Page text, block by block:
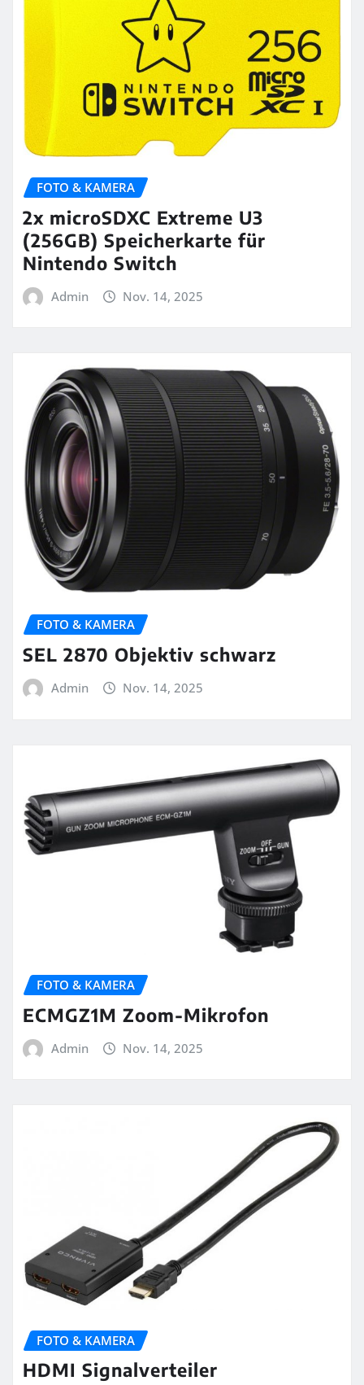
FOTO & KAMERA
2x microSDXC Extreme U3
(256GB) Speicherkarte für
Nintendo Switch
Admin Nov. 14, 2025
FOTO & KAMERA
SEL 2870 Objektiv schwarz
Admin Nov. 14, 2025
FOTO & KAMERA
ECMGZ1M Zoom-Mikrofon
Admin Nov. 14, 2025
FOTO & KAMERA
HDMI Signalverteiler